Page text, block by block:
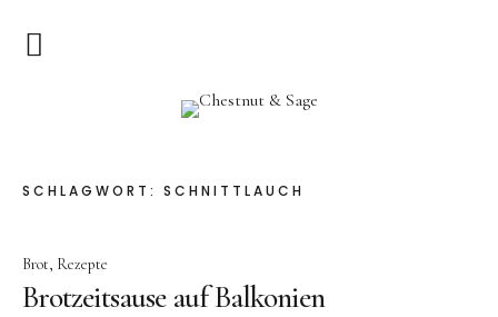
Chestnut & SageHome
Vorspeisen
SCHLAGWORT: SCHNITTLAUCH
Brot Rezepte
Brotzeitsause auf Balkonien